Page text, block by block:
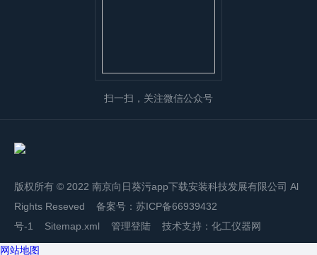
扫一扫，关注微信公众号
版权所有 © 2022 南京向日葵污app下载安装科技发展有限公司 Al
Rights Reseved 备案号： 苏ICP备66939432
号-1
Sitemap.xml 管理登陆 技术支持： 化工仪器网
网站地图